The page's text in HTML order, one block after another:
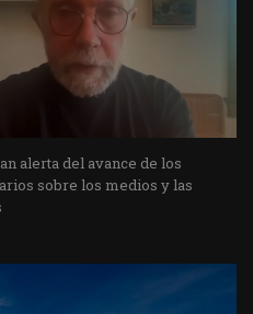
alerta del avance de los
sobre los medios y las